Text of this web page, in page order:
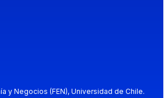
y Negocios (FEN), Universidad de Chile.